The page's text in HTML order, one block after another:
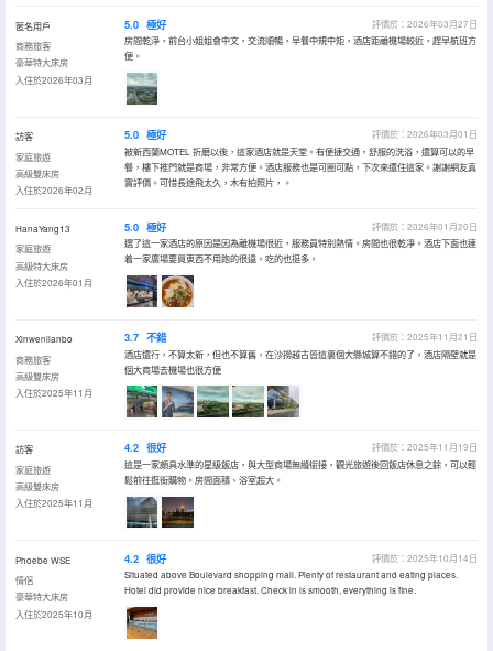
匿名用戶
商務旅客
豪華特大床房
入住於2026年03月
5.0 極好
評價於：2026年03月27日
房間乾淨，前台小姐姐會中文，交流順暢，早餐中規中矩，酒店距離機場較近，趕早航班方
便。
訪客
家庭旅遊
高級雙床房
入住於2026年02月
5.0 極好
評價於：2026年03月01日
被新西蘭MOTEL 折磨以後，這家酒店就是天堂。有便捷交通，舒服的洗浴，還算可以的早
餐，樓下推門就是商場，非常方便。酒店服務也是可圈可點，下次來還住這家。謝謝網友真
實評價。可惜長途飛太久，木有拍照片，。
HanaYang13
家庭旅遊
高級特大床房
入住於2026年01月
5.0 極好
評價於：2026年01月20日
選了這一家酒店的原因是因為離機場很近，服務員特別熱情。房間也很乾凈。酒店下面也連
着一家廣場要買東西不用跑的很遠。吃的也挺多。
Xinwenlianbo
商務旅客
高級雙床房
入住於2025年11月
3.7 不錯
評價於：2025年11月21日
酒店還行，不算太新，但也不算舊，在沙撈越古晉這裏個大縣城算不錯的了，酒店隔壁就是
個大商場去機場也很方便
訪客
家庭旅遊
高級雙床房
入住於2025年11月
4.2 很好
評價於：2025年11月19日
這是一家頗具水準的星級飯店，與大型商場無縫銜接，觀光旅遊後回飯店休息之餘，可以輕
鬆前往逛街購物。房間面積、浴室超大。
Phoebe WSE
情侶
豪華特大床房
入住於2025年10月
4.2 很好
評價於：2025年10月14日
Situated above Boulevard shopping mall. Plenty of restaurant and eating places.
Hotel did provide nice breakfast. Check in is smooth, everything is fine.